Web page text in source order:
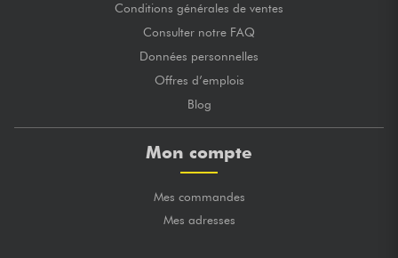
Conditions générales de ventes
Consulter notre FAQ
Données personnelles
Offres d’emplois
Blog
Mon compte
Mes commandes
Mes adresses